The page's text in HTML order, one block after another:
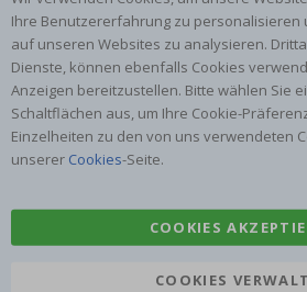
Ihre Benutzererfahrung zu personalisieren
auf unseren Websites zu analysieren.
Dienste, können ebenfalls Cookies
Anzeigen bereitzustellen. Bitte wählen Sie
Schaltflächen aus, um Ihre Cookie-
Einzelheiten zu den von uns verwendeten
unserer Cookies-Seite.
COOKIES
COOKIES